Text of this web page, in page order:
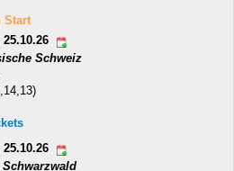
Start
Schweiz